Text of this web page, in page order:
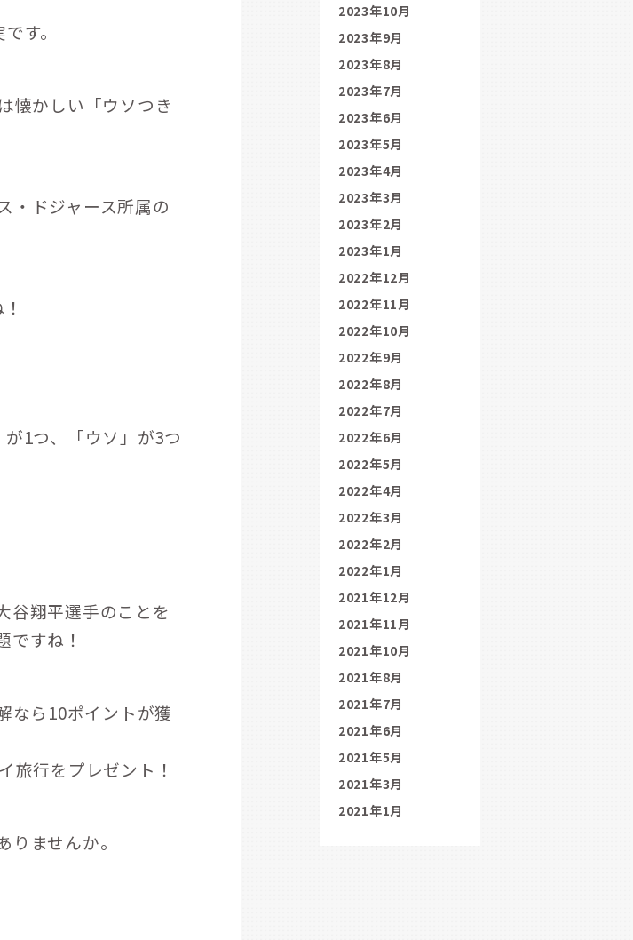
す。
懐かしい「ウソつき
・ドジャース所属の
1つ、「ウソ」が3つ
谷翔平選手のことを
ですね！
なら10ポイントが獲
旅行をプレゼント！
ませんか。
2023年10月
2023年9月
2023年8月
2023年7月
2023年6月
2023年5月
2023年4月
2023年3月
2023年2月
2023年1月
2022年12月
2022年11月
2022年10月
2022年9月
2022年8月
2022年7月
2022年6月
2022年5月
2022年4月
2022年3月
2022年2月
2022年1月
2021年12月
2021年11月
2021年10月
2021年8月
2021年7月
2021年6月
2021年5月
2021年3月
2021年1月